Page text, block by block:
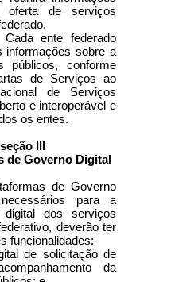
oferta de serviços
Cada ente federado
informações sobre a
públicos, conforme
de Serviços ao
de Serviços
e interoperável e
os entes.
III
de Governo Digital
de Governo
para a
dos serviços
deverão ter
funcionalidades:
de solicitação de
da